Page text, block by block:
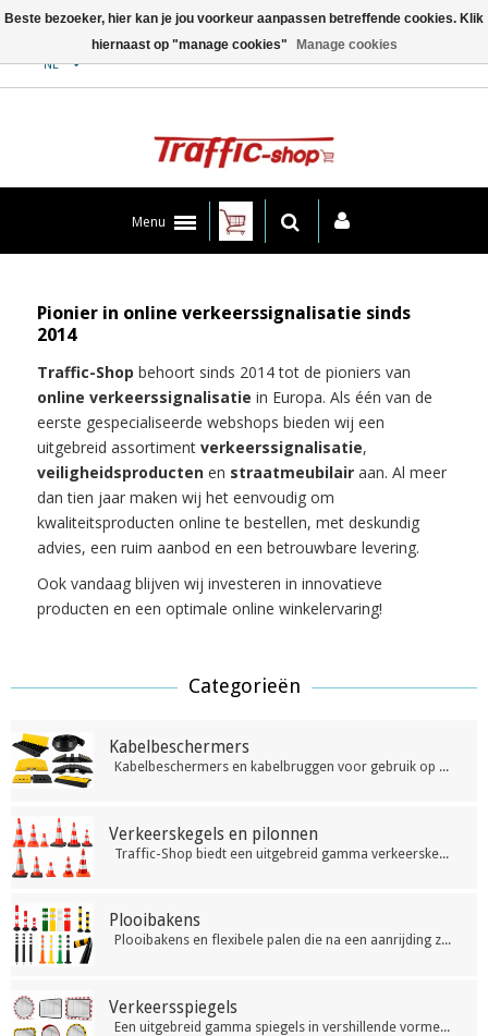
NL
Menu
Pionier in online verkeerssignalisatie sinds
2014
Traffic-Shop behoort sinds 2014 tot de pioniers van
online verkeerssignalisatie in Europa. Als één van de
eerste gespecialiseerde webshops bieden wij een
uitgebreid assortiment verkeerssignalisatie,
veiligheidsproductenen straatmeubilairaan. Al meer
dan tien jaar maken wij het eenvoudig om
kwaliteitsproducten online te bestellen, met deskundig
advies, een ruim aanbod en een betrouwbare levering.
Ook vandaag blijven wij investeren in innovatieve
producten en een optimale online winkelervaring!
Categorieën
Kabelbeschermers
Kabelbeschermers en kabelbruggen voor gebruik op beurzen, werven, marktplaatsen, in magazijnen en warenhuizen. Zij verhogen de veiligheid en verminderen het risico op ongevallen. Verschillende modellen beschikbaar.
Verkeerskegels en pilonnen
Traffic-Shop biedt een uitgebreid gamma verkeerskegels en pilonnen. Je vindt ze bij ons in verschillende hoogtes, met verschillende types reflecterende banden en in verschillende materialen. Ontdek snel ons volledig aanbod aan scherpe prijzen.
Plooibakens
Plooibakens en flexibele palen die na een aanrijding zichzelf terug oprichten. Geschikt voor wegen, parkings, pleinen, industriële sites en bedrijfshallen. Beschikbaar in verschillende kleuren en formaten.
Verkeersspiegels
Een uitgebreid gamma spiegels in vershillende vormen en afmetingen. Onze spiegels zijn gemaakt uit slagvast acrylaat en zijn eenvoudig te plaatsen.
Beste bezoeker, hier kan je jou voorkeur aanpassen betreffende cookies. Klik
hiernaast op "manage cookies"
Manage cookies